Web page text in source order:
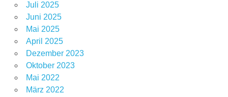
Juli 2025
Juni 2025
Mai 2025
April 2025
Dezember 2023
Oktober 2023
Mai 2022
März 2022